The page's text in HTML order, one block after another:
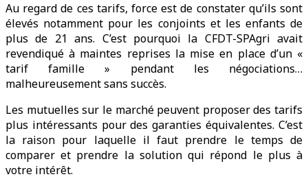
Au regard de ces tarifs, force est de constater qu’ils sont
élevés notamment pour les conjoints et les enfants de
plus de 21 ans. C’est pourquoi la CFDT-SPAgri avait
revendiqué à maintes reprises la mise en place d’un «
tarif famille » pendant les négociations…
malheureusement sans succès.
Les mutuelles sur le marché peuvent proposer des tarifs
plus intéressants pour des garanties équivalentes. C’est
la raison pour laquelle il faut prendre le temps de
comparer et prendre la solution qui répond le plus à
votre intérêt.